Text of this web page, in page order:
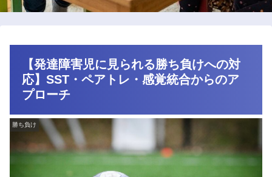
【発達障害児に見られる勝ち負けへの対
応】SST・ペアトレ・感覚統合からのア
プローチ
勝ち負け